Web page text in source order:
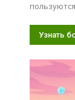
Узнать